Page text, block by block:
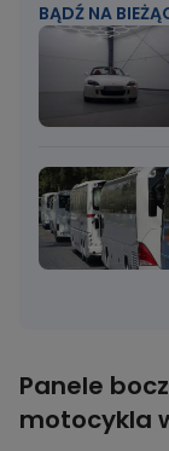
BĄDŹ NA
Panele
motocykla